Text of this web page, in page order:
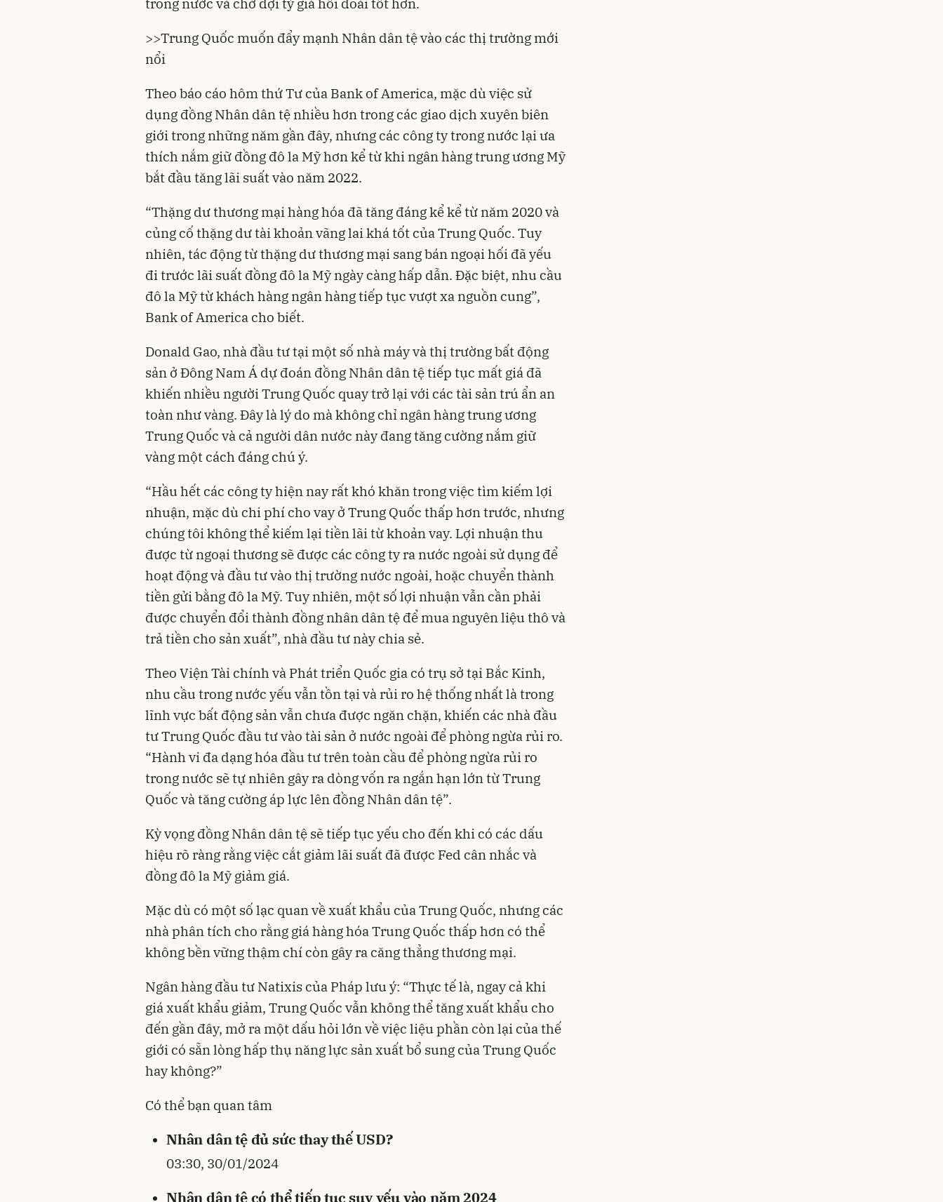
>>Trung Quốc muốn đẩy mạnh Nhân dân tệ vào các thị trường mới
nổi
Theo báo cáo hôm thứ Tư của Bank of America, mặc dù việc sử
dụng đồng Nhân dân tệ nhiều hơn trong các giao dịch xuyên biên
giới trong những năm gần đây, nhưng các công ty trong nước lại ưa
thích nắm giữ đồng đô la Mỹ hơn kể từ khi ngân hàng trung ương Mỹ
bắt đầu tăng lãi suất vào năm 2022.
“Thặng dư thương mại hàng hóa đã tăng đáng kể kể từ năm 2020 và
củng cố thặng dư tài khoản vãng lai khá tốt của Trung Quốc. Tuy
nhiên, tác động từ thặng dư thương mại sang bán ngoại hối đã yếu
đi trước lãi suất đồng đô la Mỹ ngày càng hấp dẫn. Đặc biệt, nhu cầu
đô la Mỹ từ khách hàng ngân hàng tiếp tục vượt xa nguồn cung”,
Bank of America cho biết.
Donald Gao, nhà đầu tư tại một số nhà máy và thị trường bất động
sản ở Đông Nam Á dự đoán đồng Nhân dân tệ tiếp tục mất giá đã
khiến nhiều người Trung Quốc quay trở lại với các tài sản trú ẩn an
toàn như vàng. Đây là lý do mà không chỉ ngân hàng trung ương
Trung Quốc và cả người dân nước này đang tăng cường nắm giữ
vàng một cách đáng chú ý.
“Hầu hết các công ty hiện nay rất khó khăn trong việc tìm kiếm lợi
nhuận, mặc dù chi phí cho vay ở Trung Quốc thấp hơn trước, nhưng
chúng tôi không thể kiếm lại tiền lãi từ khoản vay. Lợi nhuận thu
được từ ngoại thương sẽ được các công ty ra nước ngoài sử dụng để
hoạt động và đầu tư vào thị trường nước ngoài, hoặc chuyển thành
tiền gửi bằng đô la Mỹ. Tuy nhiên, một số lợi nhuận vẫn cần phải
được chuyển đổi thành đồng nhân dân tệ để mua nguyên liệu thô và
trả tiền cho sản xuất”, nhà đầu tư này chia sẻ.
Theo Viện Tài chính và Phát triển Quốc gia có trụ sở tại Bắc Kinh,
nhu cầu trong nước yếu vẫn tồn tại và rủi ro hệ thống nhất là trong
lĩnh vực bất động sản vẫn chưa được ngăn chặn, khiến các nhà đầu
tư Trung Quốc đầu tư vào tài sản ở nước ngoài để phòng ngừa rủi ro.
“Hành vi đa dạng hóa đầu tư trên toàn cầu để phòng ngừa rủi ro
trong nước sẽ tự nhiên gây ra dòng vốn ra ngắn hạn lớn từ Trung
Quốc và tăng cường áp lực lên đồng Nhân dân tệ”.
Kỳ vọng đồng Nhân dân tệ sẽ tiếp tục yếu cho đến khi có các dấu
hiệu rõ ràng rằng việc cắt giảm lãi suất đã được Fed cân nhắc và
đồng đô la Mỹ giảm giá.
Mặc dù có một số lạc quan về xuất khẩu của Trung Quốc, nhưng các
nhà phân tích cho rằng giá hàng hóa Trung Quốc thấp hơn có thể
không bền vững thậm chí còn gây ra căng thẳng thương mại.
Ngân hàng đầu tư Natixis của Pháp lưu ý: “Thực tế là, ngay cả khi
giá xuất khẩu giảm, Trung Quốc vẫn không thể tăng xuất khẩu cho
đến gần đây, mở ra một dấu hỏi lớn về việc liệu phần còn lại của thế
giới có sẵn lòng hấp thụ năng lực sản xuất bổ sung của Trung Quốc
hay không?”
Có thể bạn quan tâm
Nhân dân tệ đủ sức thay thế USD?
03:30, 30/01/2024
Nhân dân tệ có thể tiếp tục suy yếu vào năm 2024